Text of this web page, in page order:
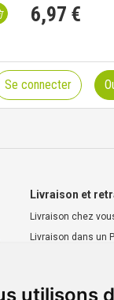
utilisons
6,97 €
Se connecter
Livraison et
Livraison chez
Livraison dans un
Retrait en casiers